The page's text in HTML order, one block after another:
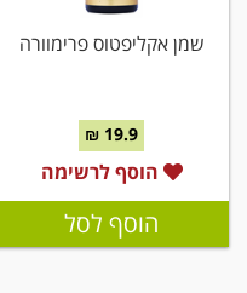
שמן אקליפטוס פרימוורה
19.9 ₪
הוסף לרשימה
הוסף לסל